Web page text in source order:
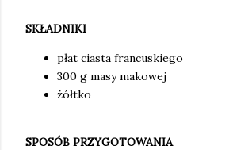
SKŁADNIKI
płat ciasta francuskiego
300 g masy makowej
żółtko
SPOSÓB PRZYGOTOWANIA